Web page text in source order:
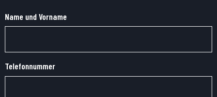
Name und Vorname
Telefonnummer